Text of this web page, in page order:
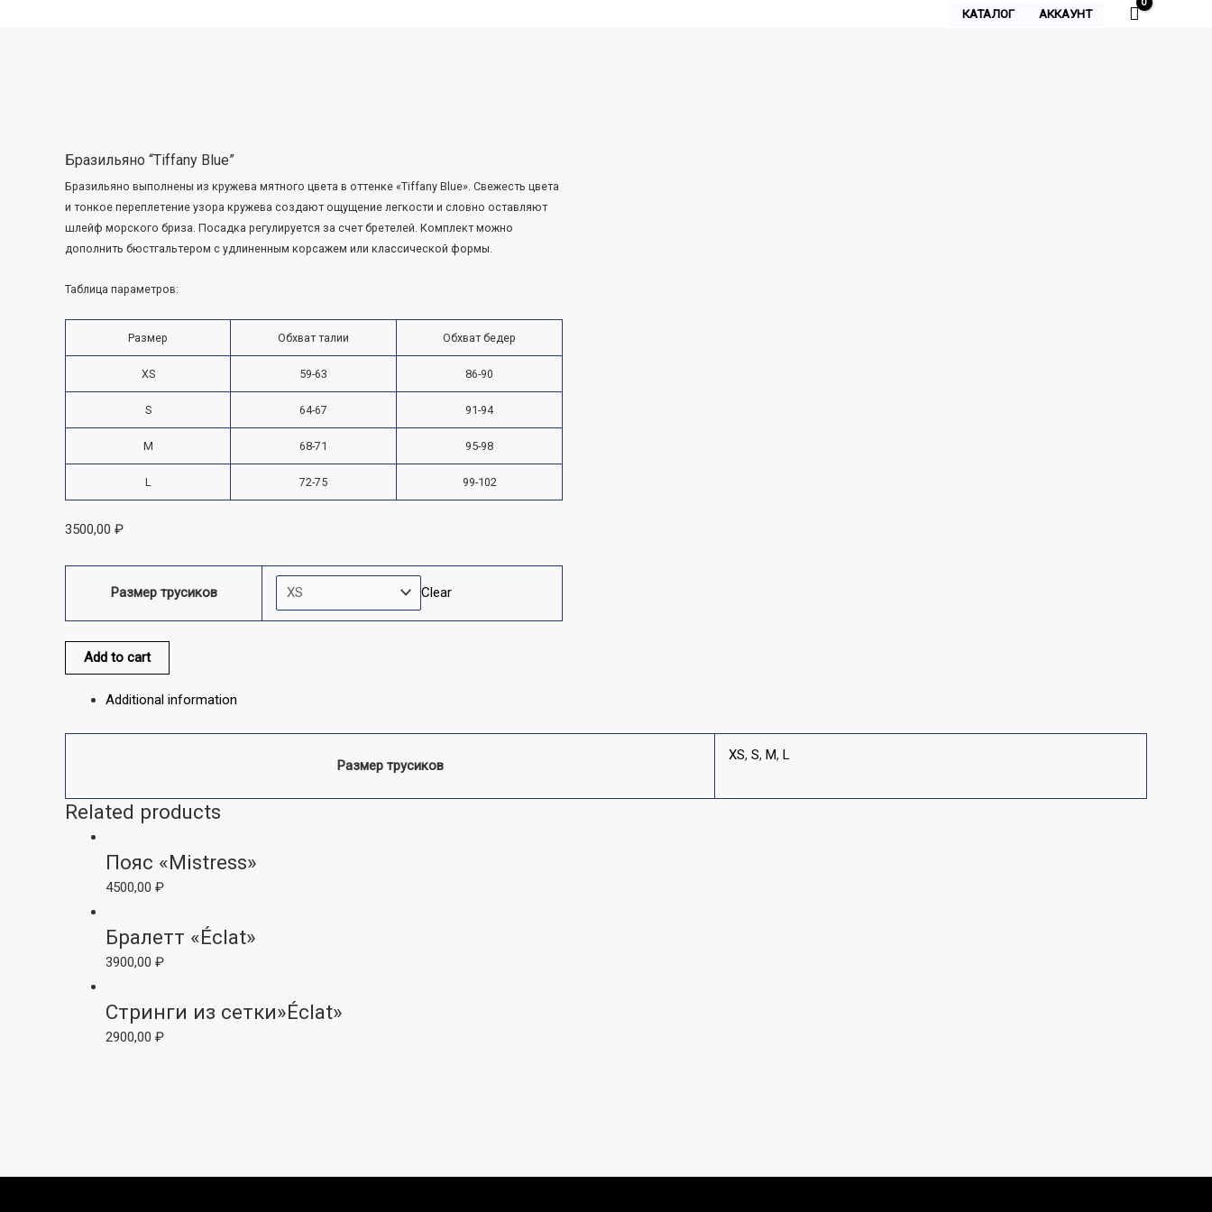
КАТАЛОГ АККАУНТ
Бразильяно “Tiffany Blue”
Бразильяно выполнены из кружева мятного цвета в оттенке «Tiffany Blue». Свежесть цвета
и тонкое переплетение узора кружева создают ощущение легкости и словно оставляют
шлейф морского бриза. Посадка регулируется за счет бретелей. Комплект можно
дополнить бюстгальтером с удлиненным корсажем или классической формы.
Таблица параметров:
Размер Обхват талии Обхват бедер
XS 59-63 86-90
S 64-67 91-94
M 68-71 95-98
L 72-75 99-102
3500,00 ₽
Размер трусиков Clear
Add to cart
Additional information
Размер трусиков
XS, S, M, L
Related products
Пояс «Mistress»
4500,00 ₽
Бралетт «Éсlat»
3900,00 ₽
Стринги из сетки»Éсlat»
2900,00 ₽